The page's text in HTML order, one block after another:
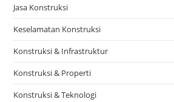
Jasa Konstruksi
Keselamatan Konstruksi
Konstruksi & Infrastruktur
Konstruksi & Properti
Konstruksi & Teknologi